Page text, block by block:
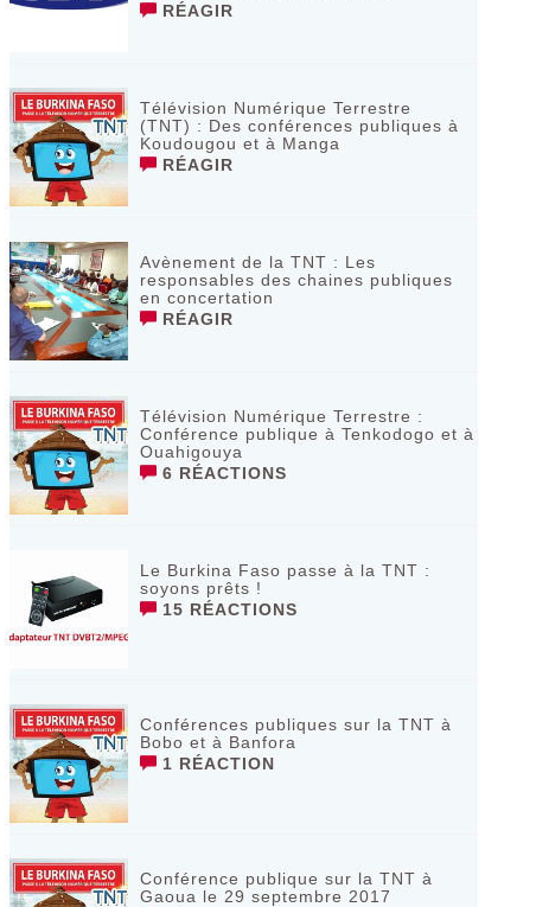
RÉAGIR
Télévision Numérique Terrestre
(TNT) : Des conférences publiques à
Koudougou et à Manga
RÉAGIR
Avènement de la TNT : Les
responsables des chaines publiques
en concertation
RÉAGIR
Télévision Numérique Terrestre :
Conférence publique à Tenkodogo et à
Ouahigouya
6 RÉACTIONS
Le Burkina Faso passe à la TNT :
soyons prêts !
15 RÉACTIONS
Conférences publiques sur la TNT à
Bobo et à Banfora
1 RÉACTION
Conférence publique sur la TNT à
Gaoua le 29 septembre 2017